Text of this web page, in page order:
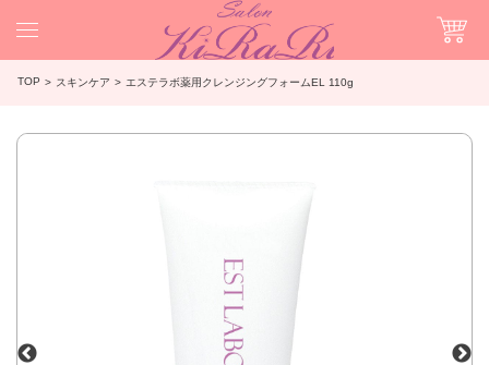
TOP スキンケア エステラボ薬用クレンジングフォームEL 110g